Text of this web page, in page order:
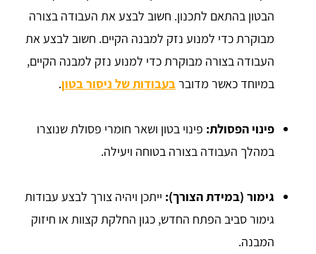
הבטון בהתאם לתכנון. חשוב לבצע את העבודה בצורה
מבוקרת כדי למנוע נזק למבנה הקיים. חשוב לבצע את
העבודה בצורה מבוקרת כדי למנוע נזק למבנה הקיים,
במיוחד כאשר מדוברבעבודות של ניסור בטון.
פינוי הפסולת: פינוי בטון ושאר חומרי פסולת שנוצרו
במהלך העבודה בצורה בטוחה ויעילה.
גימור (במידת הצורך): ייתכן ויהיה צורך לבצע עבודות
גימור סביב הפתח החדש, כגון החלקת קצוות או חיזוק
המבנה.